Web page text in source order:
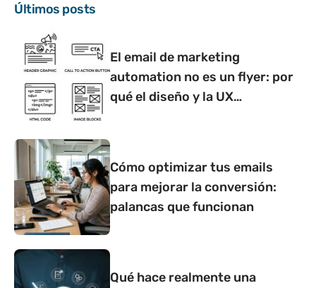
Últimos posts
El email de marketing
automation no es un flyer: por
qué el diseño y la UX
Cómo optimizar tus emails
para mejorar la conversión:
palancas que funcionan
Qué hace realmente una